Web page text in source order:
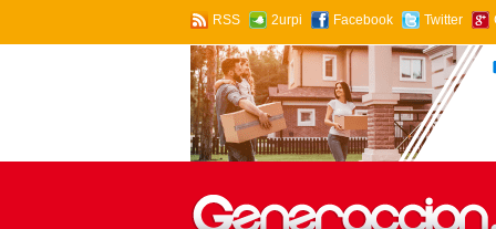
RSS 2urpi Facebook Twitter